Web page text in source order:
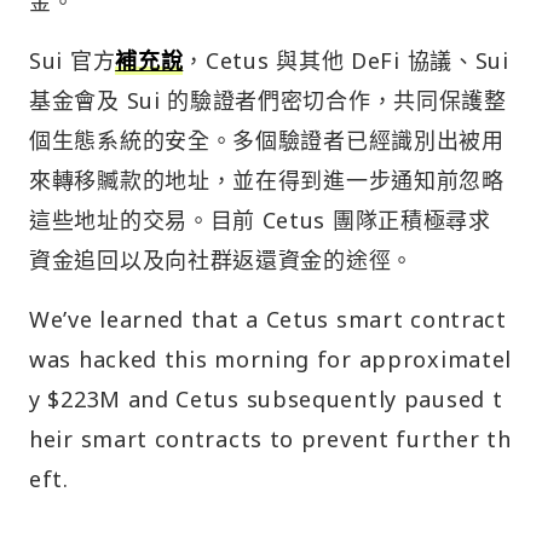
Sui 官方補充說 ，Cetus 與其他 DeFi 協議、Sui
基金會及 Sui 的驗證者們密切合作，共同保護整
個生態系統的安全。多個驗證者已經識別出被用
來轉移贓款的地址，並在得到進一步通知前忽略
這些地址的交易。目前 Cetus 團隊正積極尋求
資金追回以及向社群返還資金的途徑。
We’ve learned that a Cetus smart contract
was hacked this morning for approximatel
y $223M and Cetus subsequently paused t
heir smart contracts to prevent further th
eft.